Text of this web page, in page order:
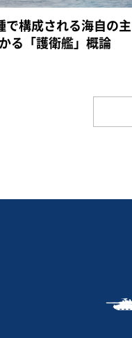
で構成される海自の主
る「護衛艦」概論